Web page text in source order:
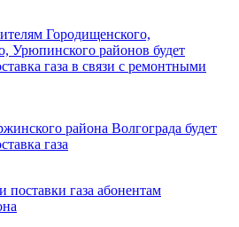
Городищенского,
Урюпинского районов будет
газа в связи с ремонтными
района Волгограда будет
газа
поставки газа абонентам